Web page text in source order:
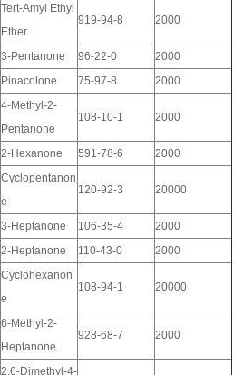
Tert-Amyl Ethyl
Ether
919-94-8 2000
3-Pentanone 96-22-0
2000
Pinacolone 75-97-8 2000
4-Methyl-2-
Pentanone
108-10-1 2000
2-Hexanone 591-78-6 2000
Cyclopentanon
e
120-92-3 20000
3-Heptanone 106-35-4
2000
2-Heptanone 110-43-0 2000
Cyclohexanon
e
108-94-1 20000
6-Methyl-2-
Heptanone
928-68-7 2000
2,6-Dimethyl-4-